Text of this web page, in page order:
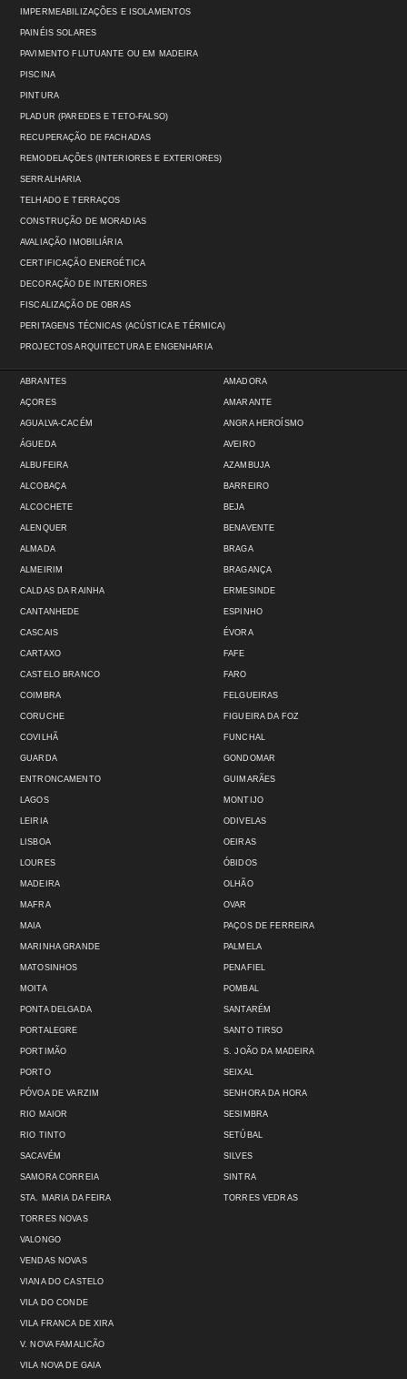
IMPERMEABILIZAÇÕES E ISOLAMENTOS
PAINÉIS SOLARES
PAVIMENTO FLUTUANTE OU EM MADEIRA
PISCINA
PINTURA
PLADUR (PAREDES E TETO-FALSO)
RECUPERAÇÃO DE FACHADAS
REMODELAÇÕES (INTERIORES E EXTERIORES)
SERRALHARIA
TELHADO E TERRAÇOS
CONSTRUÇÃO DE MORADIAS
AVALIAÇÃO IMOBILIÁRIA
CERTIFICAÇÃO ENERGÉTICA
DECORAÇÃO DE INTERIORES
FISCALIZAÇÃO DE OBRAS
PERITAGENS TÉCNICAS (ACÚSTICA E TÉRMICA)
PROJECTOS ARQUITECTURA E ENGENHARIA
ABRANTES
AÇORES
AGUALVA-CACÉM
ÁGUEDA
ALBUFEIRA
ALCOBAÇA
ALCOCHETE
ALENQUER
ALMADA
ALMEIRIM
AMADORA
AMARANTE
ANGRA HEROÍSMO
AVEIRO
AZAMBUJA
BARREIRO
BEJA
BENAVENTE
BRAGA
BRAGANÇA
CALDAS DA RAINHA
CANTANHEDE
CASCAIS
CARTAXO
CASTELO BRANCO
COIMBRA
CORUCHE
COVILHÃ
GUARDA
ENTRONCAMENTO
ERMESINDE
ESPINHO
ÉVORA
FAFE
FARO
FELGUEIRAS
FIGUEIRA DA FOZ
FUNCHAL
GONDOMAR
GUIMARÃES
LAGOS
LEIRIA
LISBOA
LOURES
MADEIRA
MAFRA
MAIA
MARINHA GRANDE
MATOSINHOS
MOITA
MONTIJO
ODIVELAS
OEIRAS
ÓBIDOS
OLHÃO
OVAR
PAÇOS DE FERREIRA
PALMELA
PENAFIEL
POMBAL
PONTA DELGADA
PORTALEGRE
PORTIMÃO
PORTO
PÓVOA DE VARZIM
RIO MAIOR
RIO TINTO
SACAVÉM
SAMORA CORREIA
STA. MARIA DA FEIRA
SANTARÉM
SANTO TIRSO
S. JOÃO DA MADEIRA
SEIXAL
SENHORA DA HORA
SESIMBRA
SETÚBAL
SILVES
SINTRA
TORRES VEDRAS
TORRES NOVAS
VALONGO
VENDAS NOVAS
VIANA DO CASTELO
VILA DO CONDE
VILA FRANCA DE XIRA
V. NOVA FAMALICÃO
VILA NOVA DE GAIA